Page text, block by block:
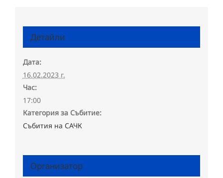
Детайли
Дата:
16.02.2023 г.
Час:
17:00
Категория за Събитие:
Събития на САЧК
Организатор